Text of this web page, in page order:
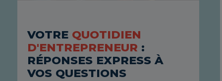
VOTRE QUOTIDIEN
D'ENTREPRENEUR :
RÉPONSES EXPRESS À
VOS QUESTIONS